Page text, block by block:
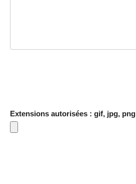
Extensions autorisées : gif, jpg, png